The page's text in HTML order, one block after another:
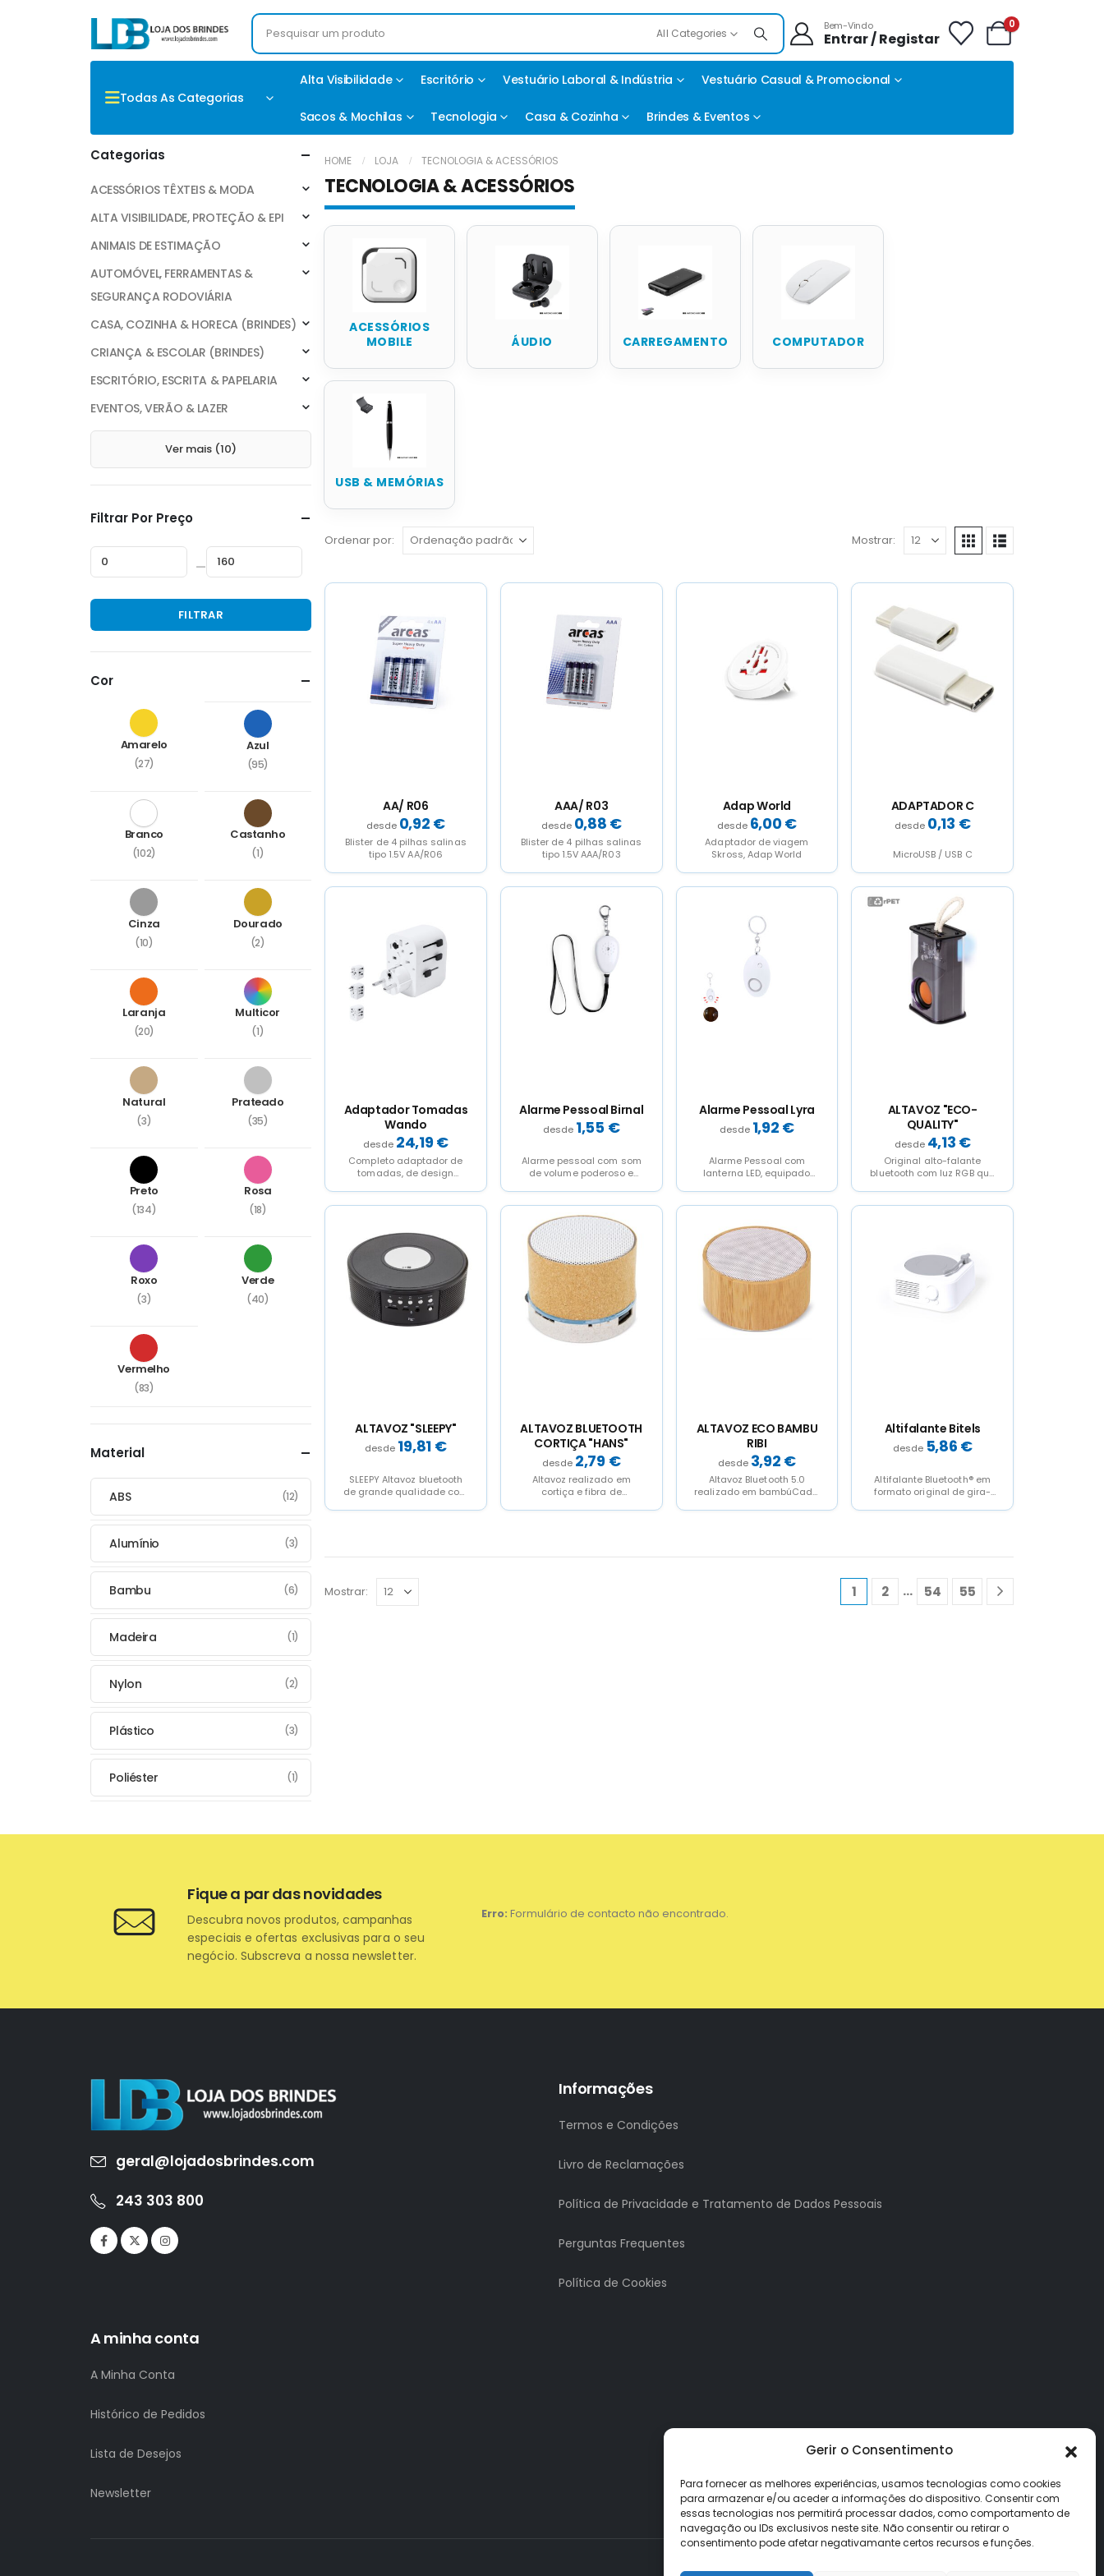
Gerir o Consentimento
Para fornecer as melhores experiências, usamos tecnologias como cookies
para armazenar e/ou aceder a informações do dispositivo. Consentir com
essas tecnologias nos permitirá processar dados, como comportamento de
navegação ou IDs exclusivos neste site. Não consentir ou retirar o
consentimento pode afetar negativamante certos recursos e funções.
All Categories
Bem-Vindo
Entrar / Registar
0
Todas As Categorias
Alta Visibilidade Escritório Vestuário Laboral & Indústria Vestuário Casual & Promocional
Sacos & Mochilas Tecnologia Casa & Cozinha Brindes & Eventos
HOME LOJA TECNOLOGIA & ACESSÓRIOS
TECNOLOGIA & ACESSÓRIOS
ACESSÓRIOS
MOBILE
ÁUDIO CARREGAMENTO COMPUTADOR
USB & MEMÓRIAS
Ordenar por: Mostrar:
AA/ R06
0,92 €
Blister de 4 pilhas salinas
tipo 1.5V AA/R06
AAA/ R03
0,88 €
Blister de 4 pilhas salinas
tipo 1.5V AAA/R03
Adap World
6,00€
Adaptador de viagem
Skross, Adap World
ADAPTADOR C
0,13 €
MicroUSB / USB C
Adaptador Tomadas
Wando
24,19€
Completo adaptador de
tomadas, de design
Alarme Pessoal Birnal
1,55 €
Alarme pessoal com som
de volume poderoso e
Alarme Pessoal Lyra
1,92 €
Alarme Pessoal com
lanterna LED, equipado
ALTAVOZ "ECO-
QUALITY"
4,13 €
Original alto-falante
bluetooth com luz RGB que
ALTAVOZ "SLEEPY"
19,81 €
SLEEPY Altavoz bluetooth
de grande qualidade com
ALTAVOZ BLUETOOTH
CORTIÇA "HANS"
2,79 €
Altavoz realizado em
cortiça e fibra de
ALTAVOZ ECO BAMBU
RIBI
3,92 €
Altavoz Bluetooth 5.0
realizado em bambúCada
Altifalante Bitels
5,86 €
Altifalante Bluetooth® em
formato original de gira-
Mostrar: 1 2 … 54 55
Categorias
ACESSÓRIOS TÊXTEIS & MODA
ALTA VISIBILIDADE, PROTEÇÃO & EPI
ANIMAIS DE ESTIMAÇÃO
AUTOMÓVEL, FERRAMENTAS &
SEGURANÇA RODOVIÁRIA
CASA, COZINHA & HORECA (BRINDES)
CRIANÇA & ESCOLAR (BRINDES)
ESCRITÓRIO, ESCRITA & PAPELARIA
EVENTOS, VERÃO & LAZER
Ver mais (10)
Filtrar Por Preço
Preço
Preço
—
FILTRAR
Cor
Amarelo
(27)
Azul
(95)
Branco
(102)
Castanho
(1)
Cinza
(10)
Dourado
(2)
Laranja
(20)
Multicor
(1)
Natural
(3)
Prateado
(35)
Preto
(134)
Rosa
(18)
Roxo
(3)
Verde
(40)
Vermelho
(83)
Material
ABS (12)
Alumínio (3)
Bambu (6)
Madeira (1)
Nylon (2)
Plástico (3)
Poliéster (1)
Erro: Formulário de contacto não encontrado.
Fique a par das novidades
Descubra novos produtos, campanhas
especiais e ofertas exclusivas para o seu
negócio. Subscreva a nossa newsletter.
geral@lojadosbrindes.com
243 303 800
Informações
Termos e Condições
Livro de Reclamações
Política de Privacidade e Tratamento de Dados Pessoais
Perguntas Frequentes
Política de Cookies
A minha conta
A Minha Conta
Histórico de Pedidos
Lista de Desejos
Newsletter